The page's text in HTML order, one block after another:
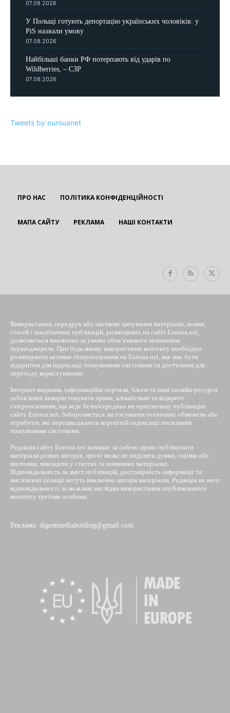
07.08.2026
У Польщі готують депортацію українських чоловіків: у
PiS назвали умову
07.08.2026
Найбільші банки РФ потерпають від ударів по
Wildberries, – СЗР
07.08.2026
Tweets by eurouanet
ПРО НАС ПОЛІТИКА КОНФІДЕНЦІЙНОСТІ
МАПА САЙТУ РЕКЛАМА НАШІ КОНТАКТИ
Використання, передрук або часткове цитування матеріалів, новин,
статей і аналітичних публікацій, розміщених на сайті Euroua.net,
дозволяється виключно за умови обов’язкового зазначення
першоджерела. При будь-якому використанні контенту необхідно
розміщувати активне гіперпосилання на Euroua.net, яке має бути
відкритим для індексації пошуковими системами та доступним для
переходу користувачами.
Інтернет-видання, інформаційні портали, блоги та інші онлайн-ресурси
зобов’язані використовувати пряме, клікабельне та відкрите
гіперпосилання, що веде безпосередньо на оригінальну публікацію
сайту Euroua.net. Забороняється застосування технічних обмежень або
атрибутів, які перешкоджають коректній індексації посилання
пошуковими системами.
Редакція сайту Euroua.net залишає за собою право публікувати
матеріали різних авторів, проте може не поділяти думки, оцінки або
висновки, викладені у статтях та новинних матеріалах.
Відповідальність за зміст публікацій, достовірність інформації та
висловлені позиції несуть виключно автори матеріалів. Редакція не несе
відповідальності за можливі наслідки використання опублікованого
контенту третіми особами.
Реклама: digestmediaholding@gmail.com